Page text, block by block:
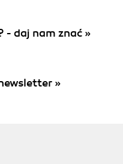
- daj nam znać »
»